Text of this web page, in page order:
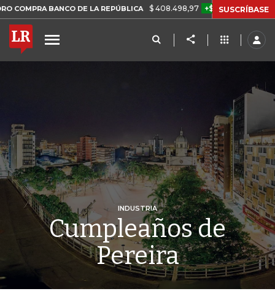
BANCO DE LA REPÚBLICA $ 408.498,97 +$ 8.753,81 +2,19%
SUSCRÍBASE
INDUSTRIA
Cumpleaños de
Pereira